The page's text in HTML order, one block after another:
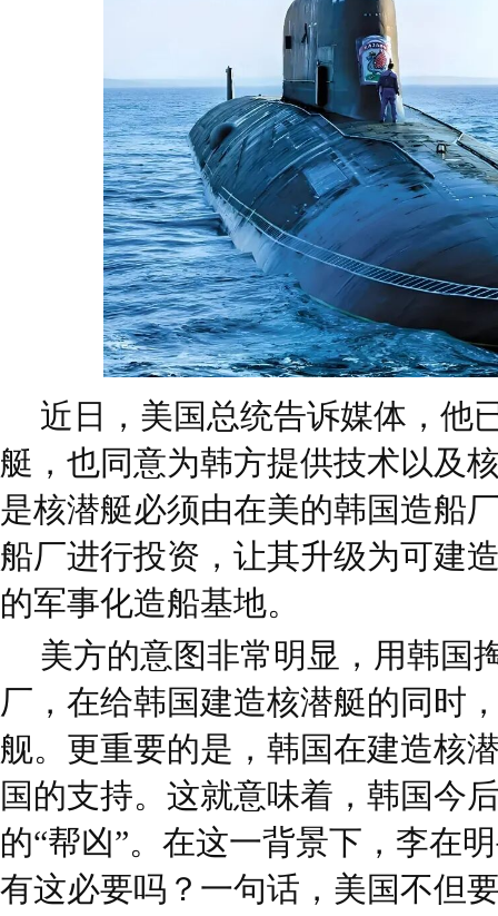
近日，美国总统告诉媒体，他
艇，也同意为韩方提供技术以及
是核潜艇必须由在美的韩国造船
船厂进行投资，让其升级为可建
的军事化造船基地。
美方的意图非常明显，用韩国
厂，在给韩国建造核潜艇的同时
舰。更重要的是，韩国在建造核
国的支持。这就意味着，韩国今
的“帮凶”。在这一背景下，李在
有这必要吗？一句话，美国不但